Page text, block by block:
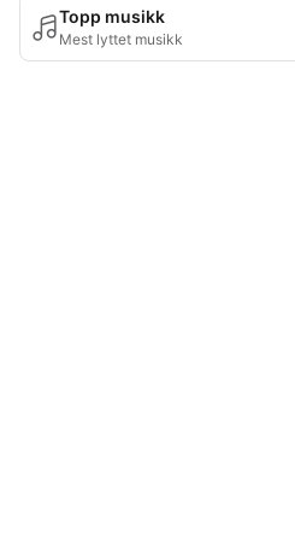
Topp musikk
Mest lyttet musikk